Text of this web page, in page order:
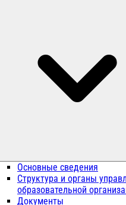
Основные сведения
Структура и органы
образовательной
Документы